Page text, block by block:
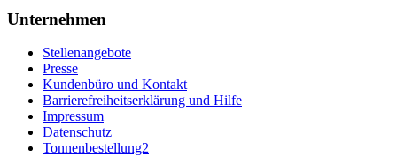
Unternehmen
Stellenangebote
Presse
Kundenbüro und Kontakt
Barrierefreiheitserklärung und Hilfe
Impressum
Datenschutz
Tonnenbestellung2